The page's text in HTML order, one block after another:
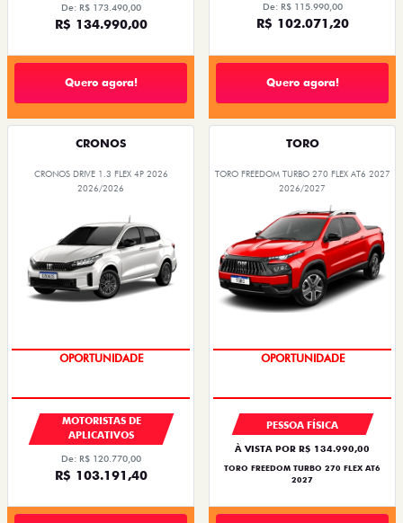
De: R$ 173.490,00
R$ 134.990,00
Quero agora!
De: R$ 115.990,00
R$ 102.071,20
Quero agora!
CRONOS
CRONOS DRIVE 1.3 FLEX 4P 2026
2026/2026
OPORTUNIDADE
MOTORISTAS DE
APLICATIVOS
De: R$ 120.770,00
R$ 103.191,40
TORO
TORO FREEDOM TURBO 270 FLEX AT6 2027
2026/2027
SUPERVALORIZAÇÃO DO USADO
PESSOA FÍSICA
À VISTA POR R$ 134.990,00
TORO FREEDOM TURBO 270 FLEX AT6
2027